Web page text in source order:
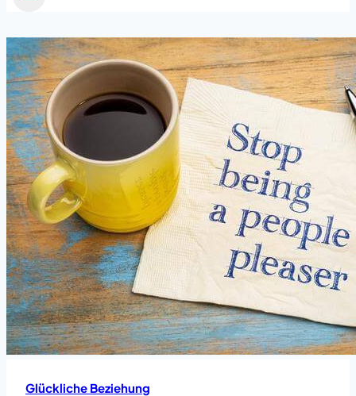
Glückliche Beziehung